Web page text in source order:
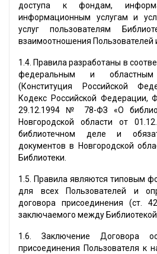
доступа к фондам,
информационным услугам и
услуг пользователям
взаимоотношения Пользователей
1.4. Правила разработаны в
федеральным и областным
(Конституция Российской
Кодекс Российской Федерации,
29.12.1994 № 78-ФЗ «О
Новгородской области от
библиотечном деле и
документов в Новгородской
Библиотеки.
1.5. Правила являются типовым
для всех Пользователей и
договора присоединения (ст.
заключаемого между
1.6. Заключение Договора
присоединения Пользователя к